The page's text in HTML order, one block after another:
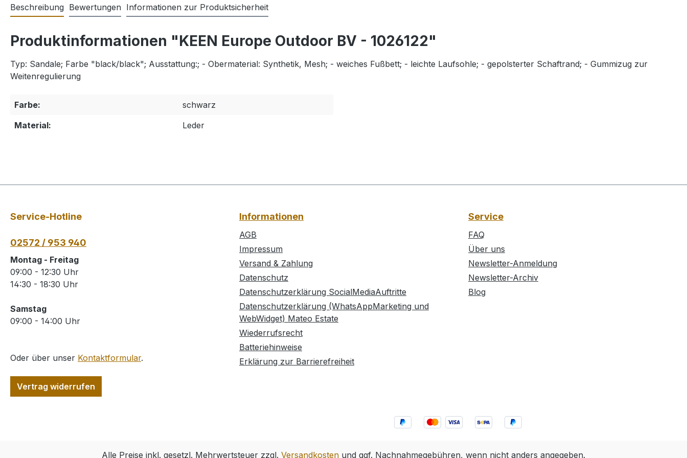
Beschreibung Bewertungen Informationen zur Produktsicherheit
Produktinformationen "KEEN Europe Outdoor BV - 1026122"
Typ: Sandale; Farbe "black/black"; Ausstattung:; - Obermaterial: Synthetik, Mesh; - weiches Fußbett; - leichte Laufsohle; - gepolsterter Schaftrand; - Gummizug zur
Weitenregulierung
Farbe:
schwarz
Material:
Leder
Service-Hotline
02572 / 953 940
Montag - Freitag
09:00 - 12:30 Uhr
14:30 - 18:30 Uhr
Samstag
09:00 - 14:00 Uhr
Oder über unser Kontaktformular.
Vertrag widerrufen
Informationen
AGB
Impressum
Versand & Zahlung
Datenschutz
Datenschutzerklärung SocialMediaAuftritte
Datenschutzerklärung (WhatsAppMarketing und
WebWidget) Mateo Estate
Wiederrufsrecht
Batteriehinweise
Erklärung zur Barrierefreiheit
Service
FAQ
Über uns
Newsletter-Anmeldung
Newsletter-Archiv
Blog
Alle Preise inkl. gesetzl. Mehrwertsteuer zzgl. Versandkosten und ggf. Nachnahmegebühren, wenn nicht anders angegeben.